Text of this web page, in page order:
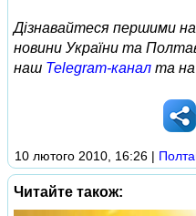
Дізнавайтеся першими
новини України та
наш Telegram-канал та на
10 лютого 2010, 16:26 |
Читайте також: